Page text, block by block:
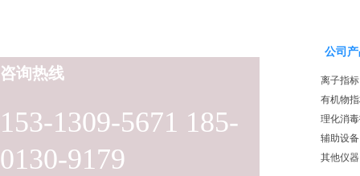
153-1309-5671 185-
0130-9179
咨询热线
公司
离子指标
有机物
理化消
辅助设备
其他仪器